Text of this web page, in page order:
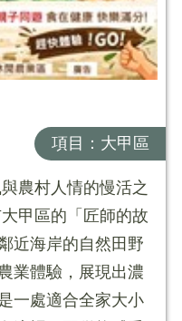
項目：大甲區
農村人情的慢活之
甲區的「匠師的故
近海岸的自然田野
業體驗，展現出濃
一處適合全家大小